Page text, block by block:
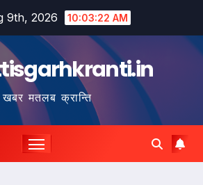
9th, 2026 10:03:23 AM
खबर मतलब क्रान्ति